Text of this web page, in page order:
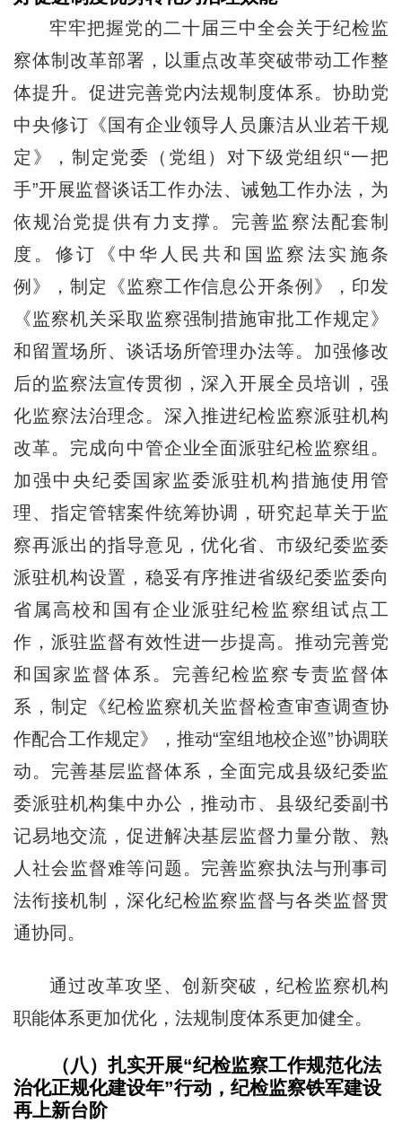
牢牢把握党的二十届三中全会关于纪检监
察体制改革部署，以重点改革突破带动工作整
体提升。促进完善党内法规制度体系。协助党
中央修订《国有企业领导人员廉洁从业若干规
定》，制定党委（党组）对下级党组织“一把
手”开展监督谈话工作办法、诫勉工作办法，为
依规治党提供有力支撑。完善监察法配套制
度。修订《中华人民共和国监察法实施条
例》，制定《监察工作信息公开条例》，印发
《监察机关采取监察强制措施审批工作规定》
和留置场所、谈话场所管理办法等。加强修改
后的监察法宣传贯彻，深入开展全员培训，强
化监察法治理念。深入推进纪检监察派驻机构
改革。完成向中管企业全面派驻纪检监察组。
加强中央纪委国家监委派驻机构措施使用管
理、指定管辖案件统筹协调，研究起草关于监
察再派出的指导意见，优化省、市级纪委监委
派驻机构设置，稳妥有序推进省级纪委监委向
省属高校和国有企业派驻纪检监察组试点工
作，派驻监督有效性进一步提高。推动完善党
和国家监督体系。完善纪检监察专责监督体
系，制定《纪检监察机关监督检查审查调查协
作配合工作规定》，推动“室组地校企巡”协调联
动。完善基层监督体系，全面完成县级纪委监
委派驻机构集中办公，推动市、县级纪委副书
记易地交流，促进解决基层监督力量分散、熟
人社会监督难等问题。完善监察执法与刑事司
法衔接机制，深化纪检监察监督与各类监督贯
通协同。
通过改革攻坚、创新突破，纪检监察机构
职能体系更加优化，法规制度体系更加健全。
（八）扎实开展“纪检监察工作规范化法
治化正规化建设年”行动，纪检监察铁军建设
再上新台阶